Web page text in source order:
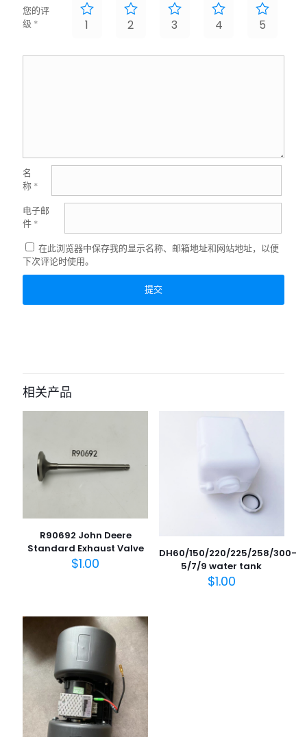
您的评
级 * 1 2 3 4 5
名
称 *
电子邮
件 *
在此浏览器中保存我的显示名称、邮箱地址和网站地址，以便
下次评论时使用。
相关产品
R90692 John Deere
Standard Exhaust Valve
$1.00
DH60/150/220/225/258/300-
5/7/9 water tank
$1.00